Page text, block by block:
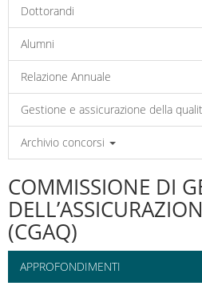
Dottorandi
Alumni
Relazione Annuale
Gestione e assicurazione della
Archivio concorsi
COMMISSIONE DI
(CGAQ)
APPROFONDIMENTI